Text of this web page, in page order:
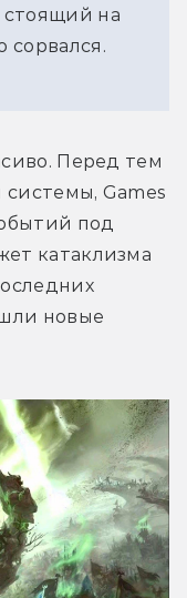
стоящий на
сорвался.
Перед тем
системы, Games
под
катаклизма
новые